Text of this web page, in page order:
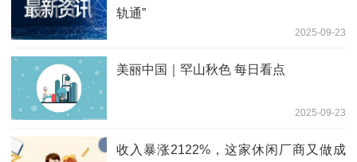
轨通”
2025-09-23
美丽中国｜罕山秋色 每日看点
2025-09-23
收入暴涨2122%，这家休闲厂商又做成